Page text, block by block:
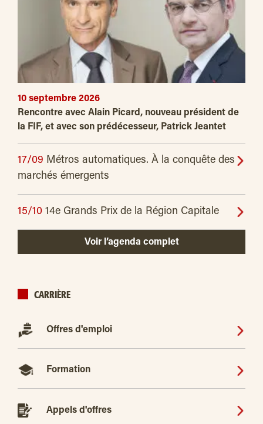
10 septembre 2026
Rencontre avec Alain Picard, nouveau président de
la FIF, et avec son prédécesseur, Patrick Jeantet
17/09 Métros automatiques. À la conquête des
marchés émergents
15/10 14e Grands Prix de la Région Capitale
Voir l’agenda complet
CARRIÈRE
Offres d'emploi
Formation
Appels d'offres